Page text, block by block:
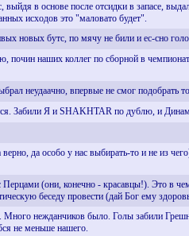
в основе после отсидки в запасе,
исходов это "маловато будет".
новых бутс, по мячу не били и ес-сно
почин наших коллег по сборной в
неудаачно, впервые не смог подобрать
Забили Я и SHAKHTAR по дублю, и
да особо у нас выбирать-то и не из
(они, конечно - красавцы!). Это в
беседу провести (дай Бог ему
Много нежданчиков было. Голы забили
не меньше нашего.